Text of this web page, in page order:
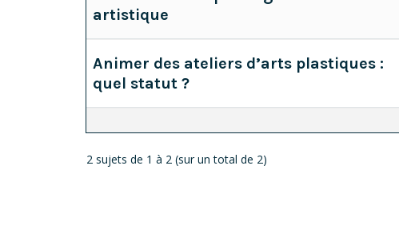
artistique
Animer des ateliers d’arts plastiques :
quel statut ?
2 sujets de 1 à 2 (sur un total de 2)